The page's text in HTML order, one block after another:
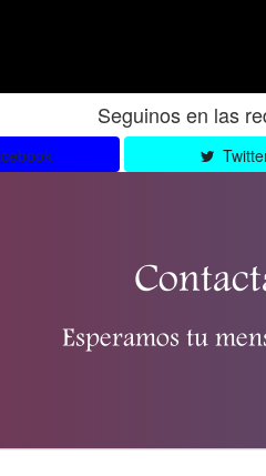
Seguinos en las
Esperamos tu